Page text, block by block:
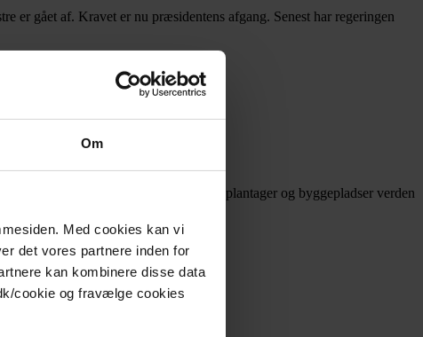
Om
Med cookies kan vi
det vores partnere inden for
kan kombinere disse data
cookie og fravælge cookies
er gået af. Kravet er nu præsidentens afgang. Senest har regeringen
til at sikre bedre vilkår på fabrikker, plantager og byggepladser verden
og mere lighed for alle.
arbejds- og levevilkår.